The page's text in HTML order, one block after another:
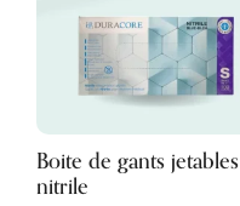
Boite de gants jetables
nitrile